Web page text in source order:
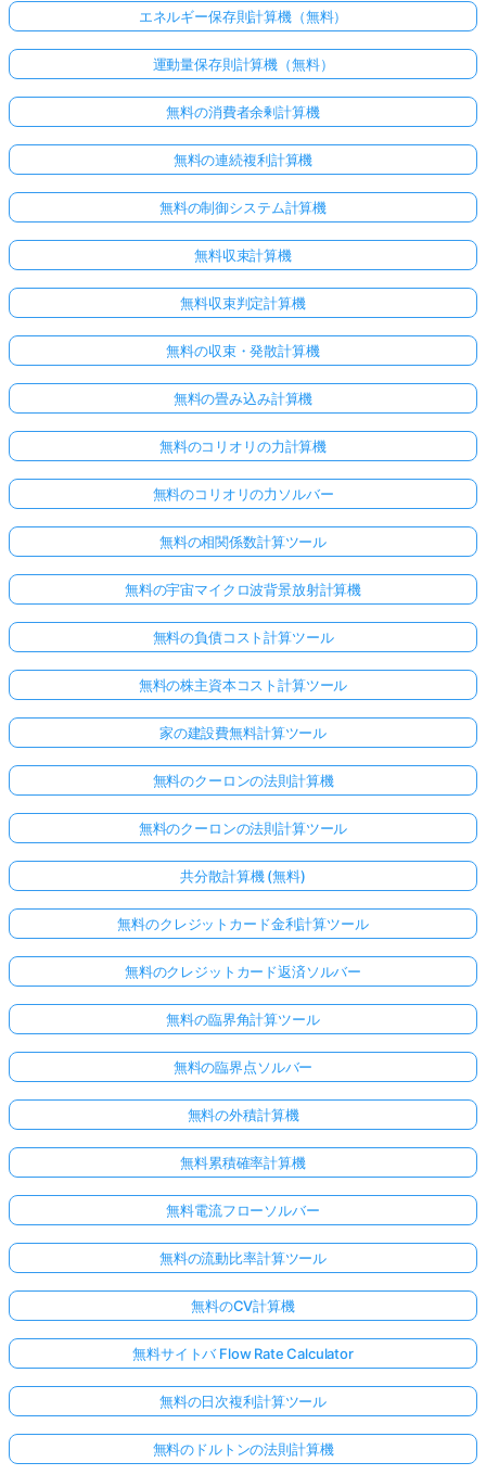
エネルギー保存則計算機（無料）
運動量保存則計算機（無料）
無料の消費者余剰計算機
無料の連続複利計算機
無料の制御システム計算機
無料収束計算機
無料収束判定計算機
無料の収束・発散計算機
無料の畳み込み計算機
無料のコリオリの力計算機
無料のコリオリの力ソルバー
無料の相関係数計算ツール
無料の宇宙マイクロ波背景放射計算機
無料の負債コスト計算ツール
無料の株主資本コスト計算ツール
家の建設費無料計算ツール
無料のクーロンの法則計算機
無料のクーロンの法則計算ツール
共分散計算機 (無料)
無料のクレジットカード金利計算ツール
無料のクレジットカード返済ソルバー
無料の臨界角計算ツール
無料の臨界点ソルバー
無料の外積計算機
無料累積確率計算機
無料電流フローソルバー
無料の流動比率計算ツール
無料のCV計算機
無料サイトバ Flow Rate Calculator
無料の日次複利計算ツール
無料のドルトンの法則計算機